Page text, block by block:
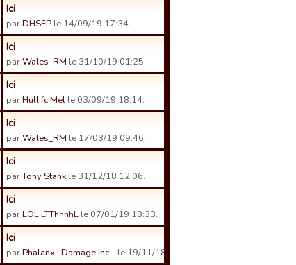
Ici
parDHSFP le 14/09/19 17:34.
Ici
parWales_RM le 31/10/19 01:25.
Ici
parHull fc Mel le 03/09/19 18:14.
Ici
parWales_RM le 17/03/19 09:46.
Ici
parTony Stank le 31/12/18 12:06.
Ici
parLOL LTThhhhL le 07/01/19 13:33.
Ici
parPhalanx : Damage Inc… le 19/11/18 15:24.